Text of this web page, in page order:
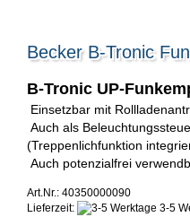
Becker B-Tronic
B-Tronic UP-
Einsetzbar mit
Auch als
(Treppenlichfunktion
Auch potenzialfrei
Art.Nr.: 40350000090
Lieferzeit:
3-5